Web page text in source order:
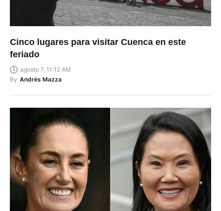
Cinco lugares para visitar Cuenca en este
feriado
agosto 7, 11:12 AM
By Andrés Mazza